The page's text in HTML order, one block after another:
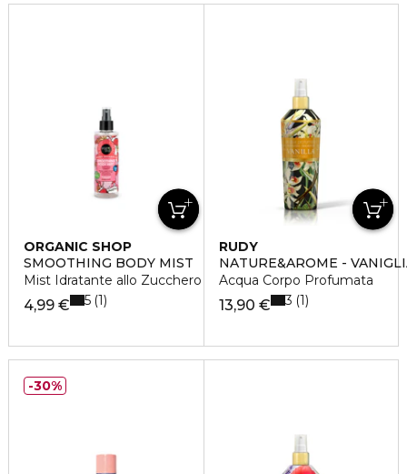
ORGANIC SHOP
SMOOTHING BODY MIST
Mist Idratante allo Zucchero Filato
4,99 € 5 1
RUDY
NATURE&AROME -
Acqua Corpo Profumata
13,90 € 3 1
30%